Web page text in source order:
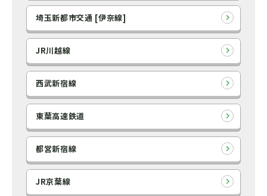
埼玉新都市交通 [伊奈線]
JR川越線
西武新宿線
東葉高速鉄道
都営新宿線
JR京葉線